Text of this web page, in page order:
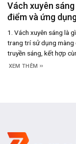
Vách xuyên
điểm và ứng
1. Vách xuyên sáng là
trang trí sử dụng màng
truyền sáng, kết hợp
đèn LED đặt phía sau
XEM THÊM